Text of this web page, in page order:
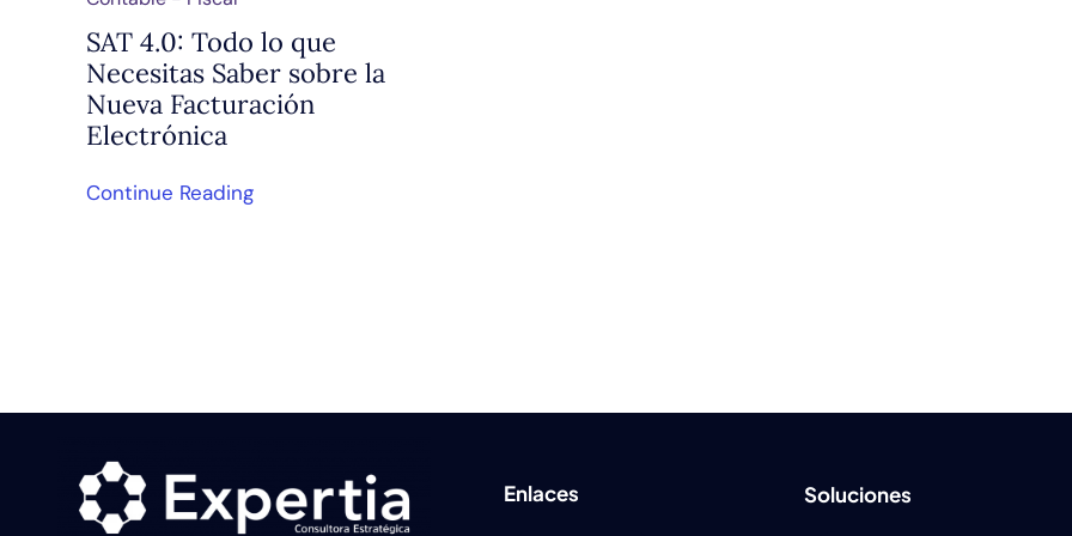
SAT 4.0: Todo lo que
Necesitas Saber sobre la
Nueva Facturación
Electrónica
Continue Reading
Enlaces Soluciones